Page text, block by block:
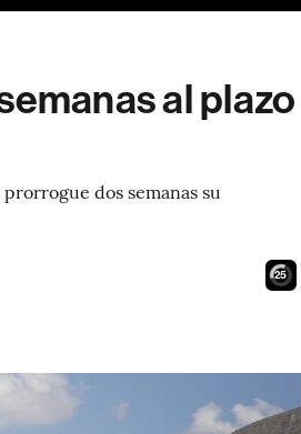
al plazo
dos semanas su
24